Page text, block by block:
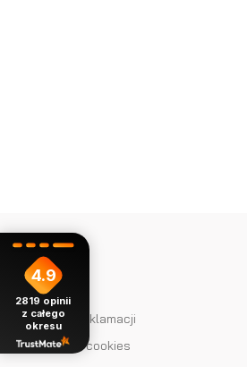
POMOC
Formularz reklamacji
Ustawienia cookies
4.9
2819 opinii
z całego
okresu